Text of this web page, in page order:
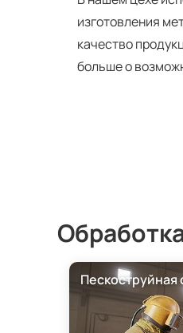
изготовления
качество
больше о
Пескоструйная